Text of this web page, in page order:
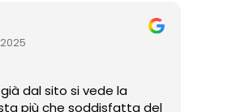
dal sito si vede la
più che soddisfatta del